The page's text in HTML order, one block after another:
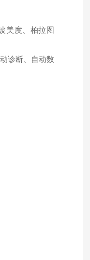
美度、柏拉图
诊断、自动数